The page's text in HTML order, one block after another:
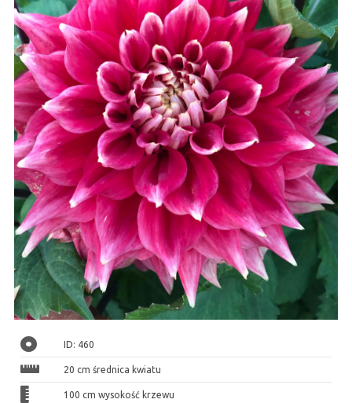
ID: 460
20 cm średnica kwiatu
100 cm wysokość krzewu